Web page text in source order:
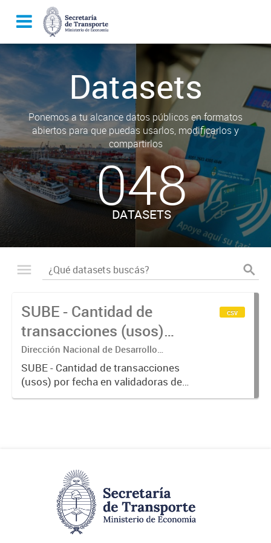
Datasets
Ponemos a tu alcance datos públicos en formatos
abiertos para que puedas usarlos, modificarlos y
compartirlos
048
DATASETS
SUBE - Cantidad de
transacciones (usos)
por fecha
Dirección Nacional de Desarrollo
Tecnológico - Ministerio de Transporte.
SUBE - Cantidad de transacciones
(usos) por fecha en validadoras de
la red SUBE.
csv